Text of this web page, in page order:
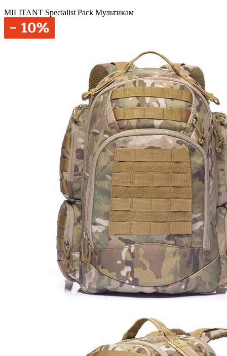
MILITANT Specialist Pack Мультикам